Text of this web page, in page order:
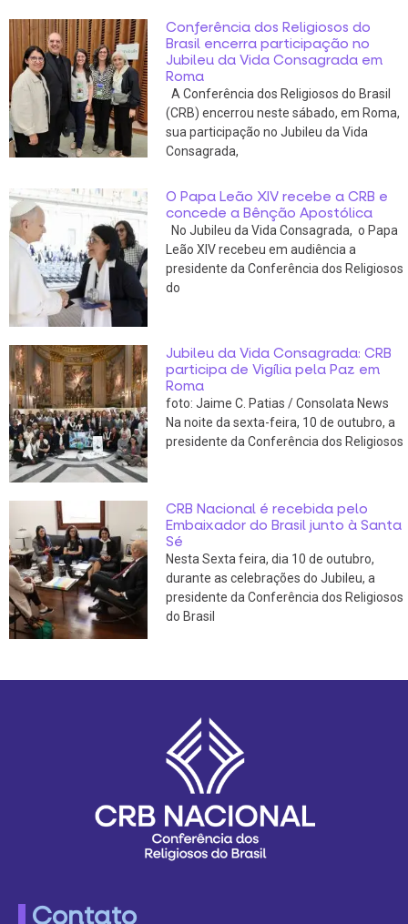
Conferência dos Religiosos do
Brasil encerra participação no
Jubileu da Vida Consagrada em
Roma
A Conferência dos Religiosos do Brasil
(CRB) encerrou neste sábado, em Roma,
sua participação no Jubileu da Vida
Consagrada,
O Papa Leão XIV recebe a CRB e
concede a Bênção Apostólica
No Jubileu da Vida Consagrada, o Papa
Leão XIV recebeu em audiência a
presidente da Conferência dos Religiosos
do
Jubileu da Vida Consagrada: CRB
participa de Vigília pela Paz em
Roma
foto: Jaime C. Patias / Consolata News
Na noite da sexta-feira, 10 de outubro, a
presidente da Conferência dos Religiosos
CRB Nacional é recebida pelo
Embaixador do Brasil junto à Santa
Sé
Nesta Sexta feira, dia 10 de outubro,
durante as celebrações do Jubileu, a
presidente da Conferência dos Religiosos
do Brasil
Contato